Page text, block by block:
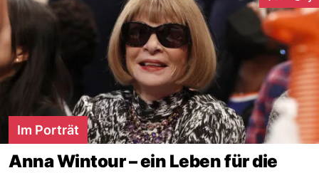
Im Porträt
Anna Wintour – ein Leben für die